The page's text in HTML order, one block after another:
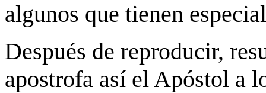
algunos que tienen especial
Después de reproducir,
apostrofa así el Apóstol a